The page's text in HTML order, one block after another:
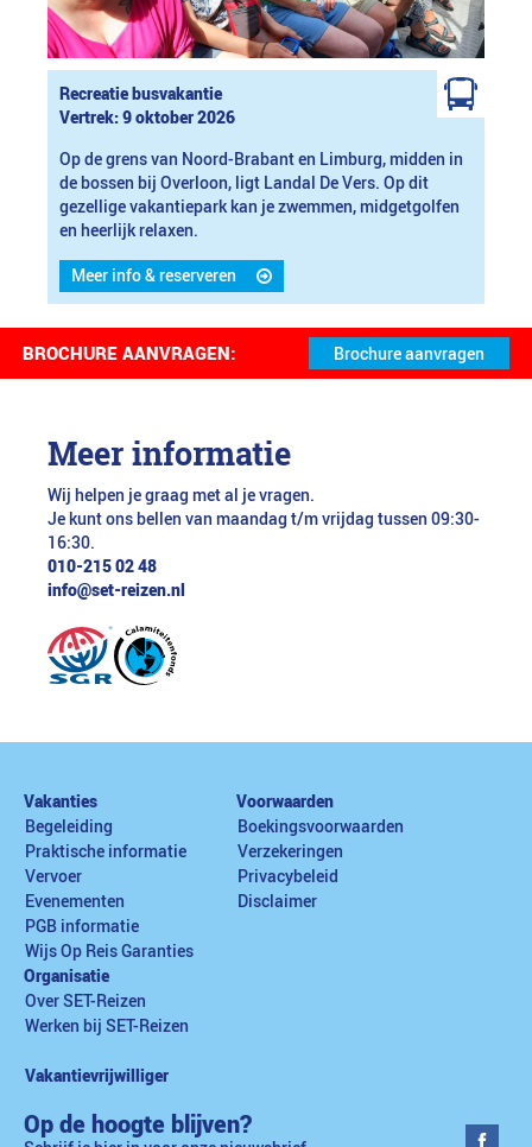
Recreatie busvakantie
Vertrek: 9 oktober 2026
Op de grens van Noord-Brabant en Limburg, midden in
de bossen bij Overloon, ligt Landal De Vers. Op dit
gezellige vakantiepark kan je zwemmen, midgetgolfen
en heerlijk relaxen.
Meer info & reserveren
BROCHURE AANVRAGEN:
Meer informatie
Wij helpen je graag met al je vragen.
Je kunt ons bellen van maandag t/m vrijdag tussen 09:30-
16:30.
010-215 02 48
info@set-reizen.nl
Vakanties
Begeleiding
Praktische informatie
Vervoer
Evenementen
PGB informatie
Wijs Op Reis Garanties
Voorwaarden
Boekingsvoorwaarden
Verzekeringen
Privacybeleid
Disclaimer
Organisatie
Over SET-Reizen
Werken bij SET-Reizen
Vakantievrijwilliger
Op de hoogte blijven?